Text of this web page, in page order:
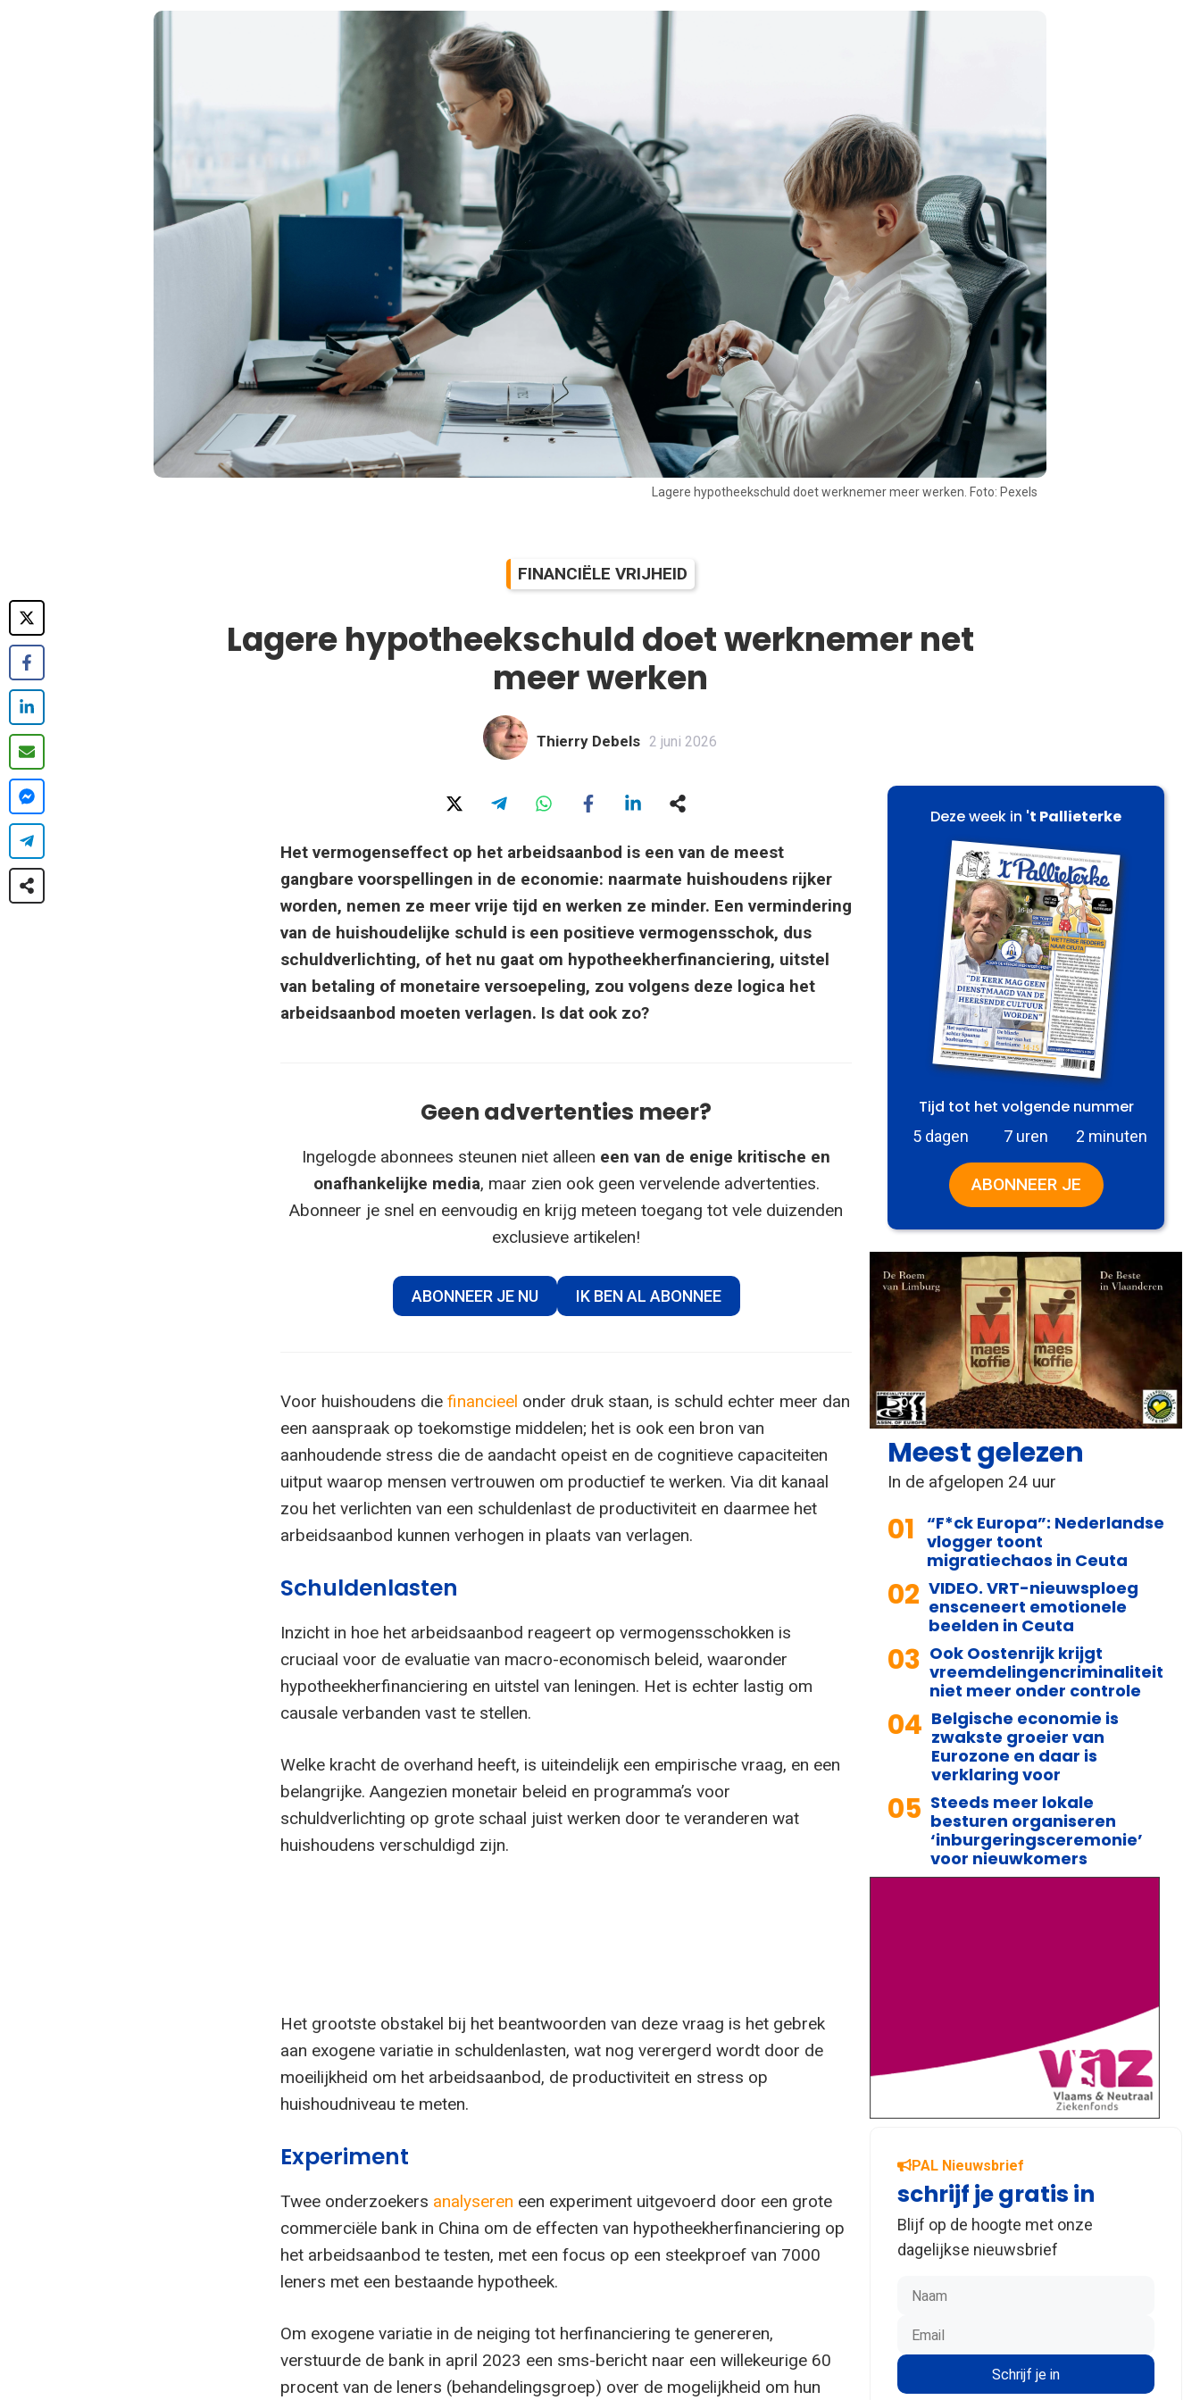
Lagere hypotheekschuld doet werknemer meer werken. Foto: Pexels
FINANCIËLE VRIJHEID
Lagere hypotheekschuld doet werknemer net
meer werken
Thierry Debels 2 juni 2026
Het vermogenseffect op het arbeidsaanbod is een van de meest
gangbare voorspellingen in de economie: naarmate huishoudens rijker
worden, nemen ze meer vrije tijd en werken ze minder. Een vermindering
van de huishoudelijke schuld is een positieve vermogensschok, dus
schuldverlichting, of het nu gaat om hypotheekherfinanciering, uitstel
van betaling of monetaire versoepeling, zou volgens deze logica het
arbeidsaanbod moeten verlagen. Is dat ook zo?
Geen advertenties meer?
Ingelogde abonnees steunen niet alleen een van de enige kritische en
onafhankelijke media, maar zien ook geen vervelende advertenties.
Abonneer je snel en eenvoudig en krijg meteen toegang tot vele duizenden
exclusieve artikelen!
ABONNEER JE NU IK BEN AL ABONNEE
Voor huishoudens die financieel onder druk staan, is schuld echter meer dan
een aanspraak op toekomstige middelen; het is ook een bron van
aanhoudende stress die de aandacht opeist en de cognitieve capaciteiten
uitput waarop mensen vertrouwen om productief te werken. Via dit kanaal
zou het verlichten van een schuldenlast de productiviteit en daarmee het
arbeidsaanbod kunnen verhogen in plaats van verlagen.
Schuldenlasten
Inzicht in hoe het arbeidsaanbod reageert op vermogensschokken is
cruciaal voor de evaluatie van macro-economisch beleid, waaronder
hypotheekherfinanciering en uitstel van leningen. Het is echter lastig om
causale verbanden vast te stellen.
Welke kracht de overhand heeft, is uiteindelijk een empirische vraag, en een
belangrijke. Aangezien monetair beleid en programma’s voor
schuldverlichting op grote schaal juist werken door te veranderen wat
huishoudens verschuldigd zijn.
Het grootste obstakel bij het beantwoorden van deze vraag is het gebrek
aan exogene variatie in schuldenlasten, wat nog verergerd wordt door de
moeilijkheid om het arbeidsaanbod, de productiviteit en stress op
huishoudniveau te meten.
Experiment
Twee onderzoekers analyseren een experiment uitgevoerd door een grote
commerciële bank in China om de effecten van hypotheekherfinanciering op
het arbeidsaanbod te testen, met een focus op een steekproef van 7000
leners met een bestaande hypotheek.
Om exogene variatie in de neiging tot herfinanciering te genereren,
verstuurde de bank in april 2023 een sms-bericht naar een willekeurige 60
procent van de leners (behandelingsgroep) over de mogelijkheid om hun
Deze week in 't Pallieterke
Tijd tot het volgende nummer
5 dagen 7 uren 2 minuten
ABONNEER JE
Meest gelezen
In de afgelopen 24 uur
01 “F*ck Europa”: Nederlandse
vlogger toont
migratiechaos in Ceuta
02 VIDEO. VRT-nieuwsploeg
ensceneert emotionele
beelden in Ceuta
03 Ook Oostenrijk krijgt
vreemdelingencriminaliteit
niet meer onder controle
04 Belgische economie is
zwakste groeier van
Eurozone en daar is
verklaring voor
05 Steeds meer lokale
besturen organiseren
‘inburgeringsceremonie’
voor nieuwkomers
PAL Nieuwsbrief
schrijf je gratis in
Blijf op de hoogte met onze
dagelijkse nieuwsbrief